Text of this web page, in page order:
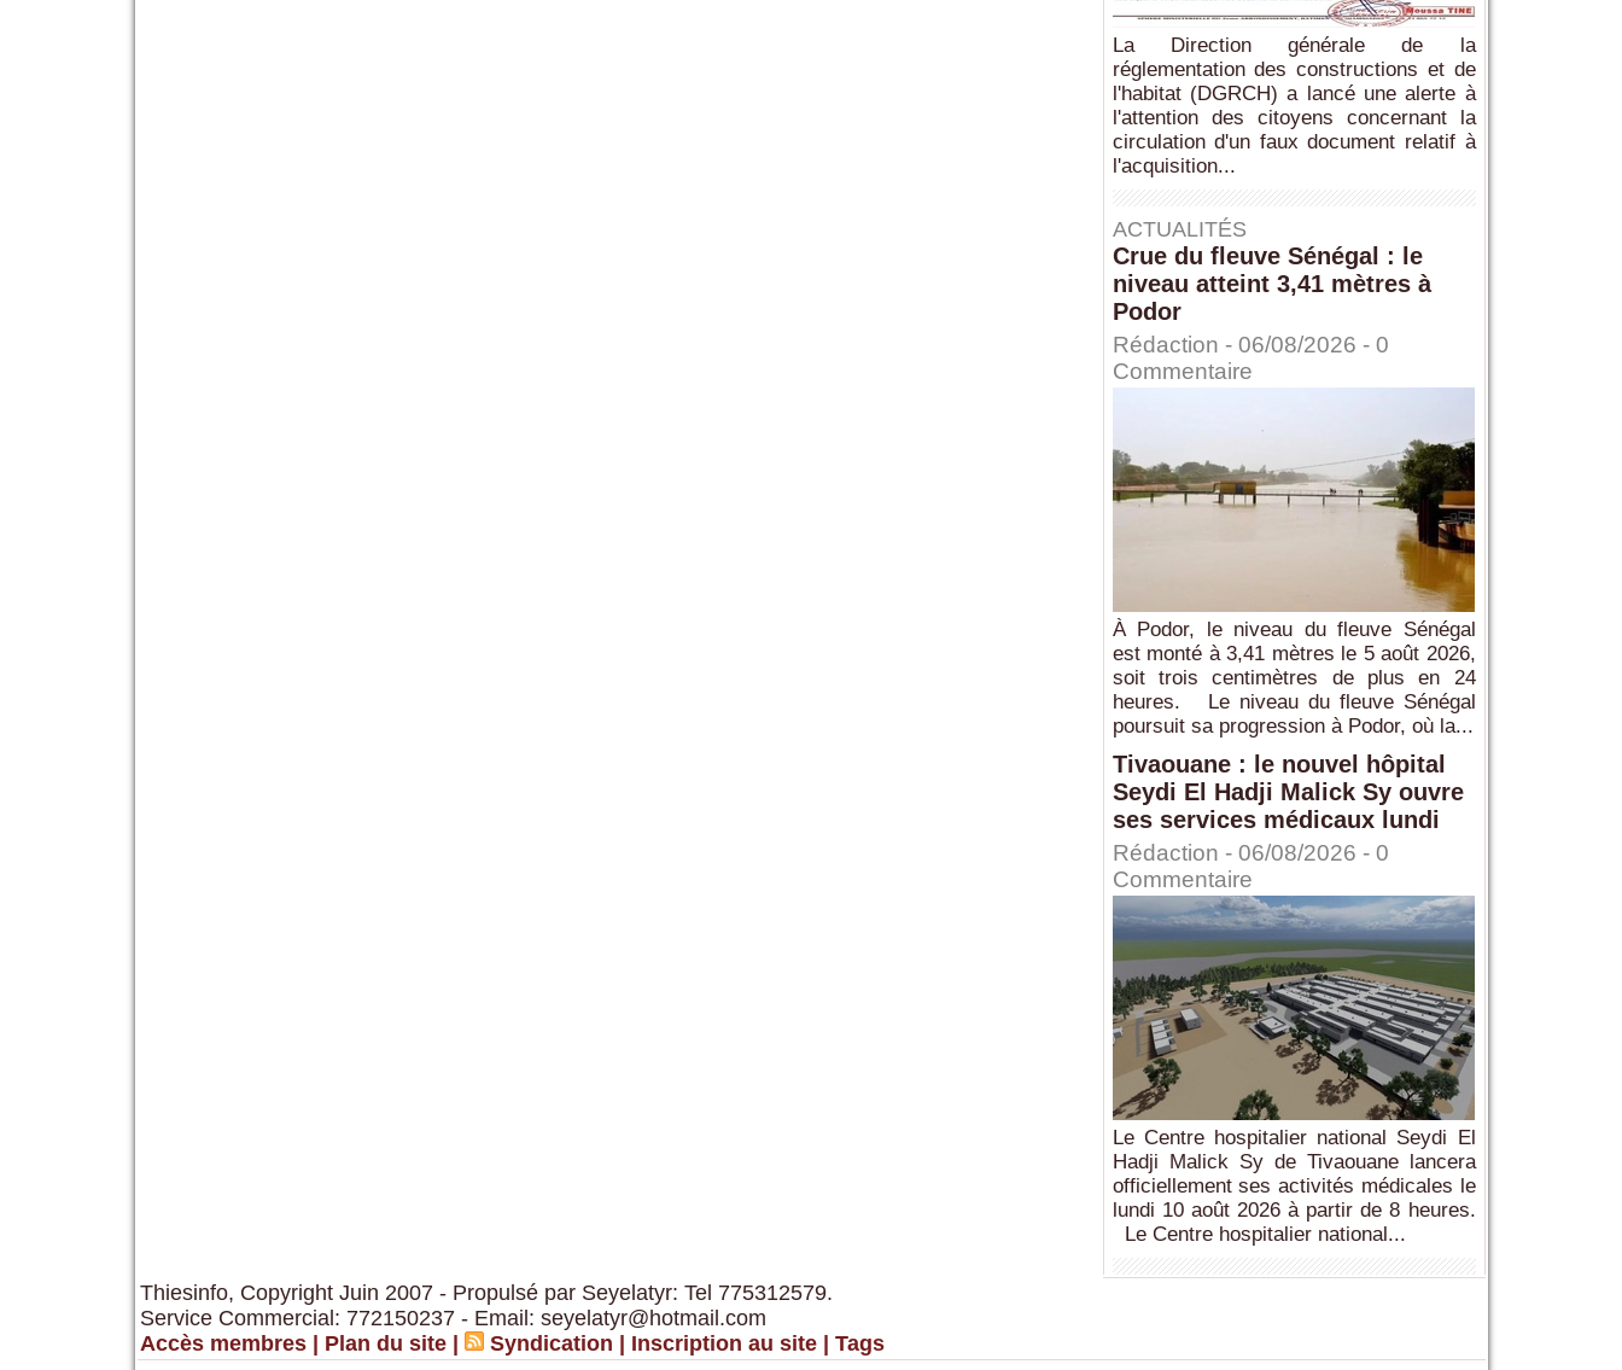
La Direction générale de la
réglementation des constructions et de
l'habitat (DGRCH) a lancé une alerte à
l'attention des citoyens concernant la
circulation d'un faux document relatif à
l'acquisition...
ACTUALITÉS
Crue du fleuve Sénégal : le
niveau atteint 3,41 mètres à
Podor
Rédaction - 06/08/2026 - 0
Commentaire
À Podor, le niveau du fleuve Sénégal
est monté à 3,41 mètres le 5 août 2026,
soit trois centimètres de plus en 24
heures. Le niveau du fleuve Sénégal
poursuit sa progression à Podor, où la...
Tivaouane : le nouvel hôpital
Seydi El Hadji Malick Sy ouvre
ses services médicaux lundi
Rédaction - 06/08/2026 - 0
Commentaire
Le Centre hospitalier national Seydi El
Hadji Malick Sy de Tivaouane lancera
officiellement ses activités médicales le
lundi 10 août 2026 à partir de 8 heures.
Le Centre hospitalier national...
Thiesinfo, Copyright Juin 2007 - Propulsé par Seyelatyr: Tel 775312579.
Service Commercial: 772150237 - Email: seyelatyr@hotmail.com
Accès membres
Plan du site Syndication Inscription au site Tags